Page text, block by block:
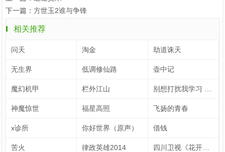
下一篇： 方世玉2谁与争锋
相关推荐
问天 淘金 劫道诛天
无生界 低调修仙路 壶中记
魔幻机甲 栏外江山
神魔惊世 福星高照 飞扬的青春
x诊所 你好世界（原声） 借钱
苦火 律政英雄2014 四川卫视《花开天下·国韵》新年演唱会 第7季